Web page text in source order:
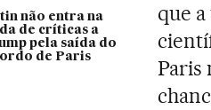
não entra na
de críticas a
pela saída do
de Paris
que
Paris